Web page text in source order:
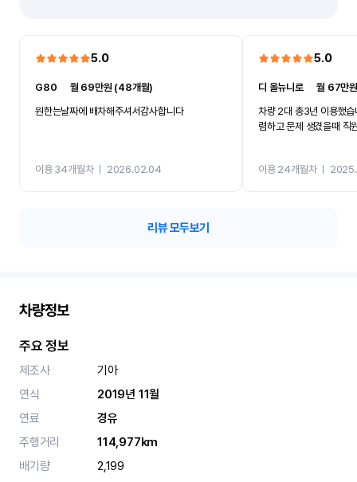
5.0
G80
월 69만원 (48개월)
원한는날짜에 배차해주셔서감사합니다
이용 34개월차ㅣ 2026.02.04
5.0
디 올뉴니로ㅣ월 67만
차량 2대 총3년 이용했
렴하고 문제 생겼을때 직
이용 24개월차ㅣ
리뷰 모두보기
차량정보
주요 정보
제조사
기아
연식
2019년 11월
연료
경유
주행거리
114,977km
배기량
2,199